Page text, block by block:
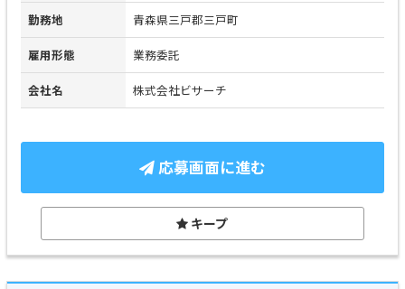
勤務地 青森県三戸郡三戸町
雇用形態 業務委託
会社名 株式会社ビサーチ
応募画面に進む
キープ